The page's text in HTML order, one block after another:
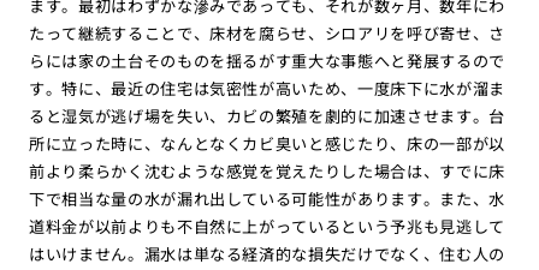
ます。最初はわずかな滲みであっても、それが数ヶ月、数年にわ
たって継続することで、床材を腐らせ、シロアリを呼び寄せ、さ
らには家の土台そのものを揺るがす重大な事態へと発展するので
す。特に、最近の住宅は気密性が高いため、一度床下に水が溜ま
ると湿気が逃げ場を失い、カビの繁殖を劇的に加速させます。台
所に立った時に、なんとなくカビ臭いと感じたり、床の一部が以
前より柔らかく沈むような感覚を覚えたりした場合は、すでに床
下で相当な量の水が漏れ出している可能性があります。また、水
道料金が以前よりも不自然に上がっているという予兆も見逃して
はいけません。漏水は単なる経済的な損失だけでなく、住む人の